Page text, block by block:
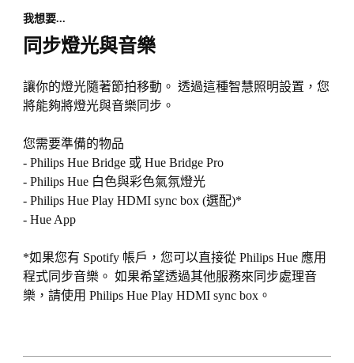
我想要...
同步燈光與音樂
讓你的燈光隨著節拍移動。 透過這種智慧照明設置，您
將能夠將燈光與音樂同步。
您需要準備的物品
- Philips Hue Bridge 或 Hue Bridge Pro
- Philips Hue 白色與彩色氣氛燈光
- Philips Hue Play HDMI sync box (選配)*
- Hue App
*如果您有 Spotify 帳戶，您可以直接從 Philips Hue 應用
程式同步音樂。 如果希望透過其他服務來同步處理音
樂，請使用 Philips Hue Play HDMI sync box。